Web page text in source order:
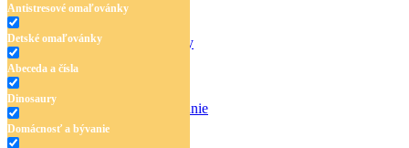
Antistresové omaľovánky
Detské omaľovánky
Abeceda a čísla
Dinosaury
Domácnosť a bývanie
Antistresové omaľovánky
Domácnosť a bývanie
Doprava